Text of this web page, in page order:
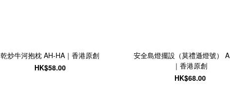
乾炒牛河抱枕 AH-HA｜香港原創
HK$58.00
安全島燈擺設（莫禮遜燈號）
｜香港原創
HK$68.00